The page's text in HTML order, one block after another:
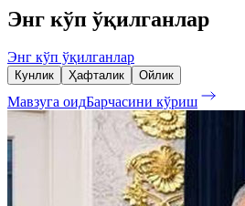
Энг кўп ўқилганлар
Энг кўп ўқилганлар
Кунлик Ҳафталик Ойлик
Мавзуга оидБарчасини кўриш